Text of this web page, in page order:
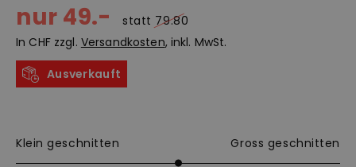
nur 49.- statt 79.80
In CHF zzgl. Versandkosten, inkl. MwSt.
Ausverkauft
Klein geschnitten Gross geschnitten